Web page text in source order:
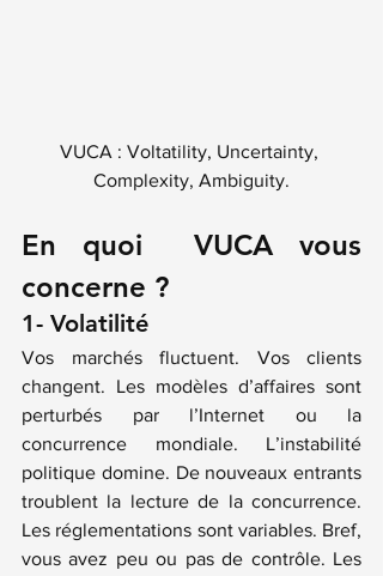
VUCA : Voltatility, Uncertainty,
Complexity, Ambiguity.
En quoi  VUCA vous
concerne ?
1- Volatilité
Vos marchés fluctuent. Vos clients
changent. Les modèles d’affaires sont
perturbés par l’Internet ou la
concurrence mondiale. L’instabilité
politique domine. De nouveaux entrants
troublent la lecture de la concurrence.
Les réglementations sont variables. Bref,
vous avez peu ou pas de contrôle. Les